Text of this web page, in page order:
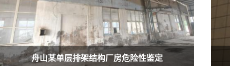
舟山某单层排架结构厂房危险性鉴定